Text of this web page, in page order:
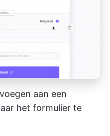
aan een
het formulier te